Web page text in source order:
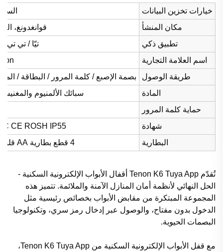
خيارات تخزين البيانات
مكان المنشأ
قوانغدونغ،
تطبيق ذكي
تيّا / تي تي
اسم العلامة التجارية
طريقة الوصول
بصمة الإصبع / كلمة المرور / البطاقة /
المادة
سبائك الألمنيوم
حماية كلمة المرور
شهادة
CE ROSH IP55
البطارية
4 قطع بطارية AA قلويدية
تُقدّم Tenon K6 Tuya App أقفال الأبواب الإلكترونية السكنية -
الحل النهائي لأنظمة أمان المنازل الآمنة والملائمة. تتميز هذه
المجموعة المبتكرة من مقابض الأبواب بخصائص رئيسية مثل
الدخول بدون مفتاح، والوصول عبر إدخال رمز سري، وتكنولوجيا
البصمات الحيوية.
مع قفل الأبواب الإلكترونية السكنية من Tenon K6 Tuya App،